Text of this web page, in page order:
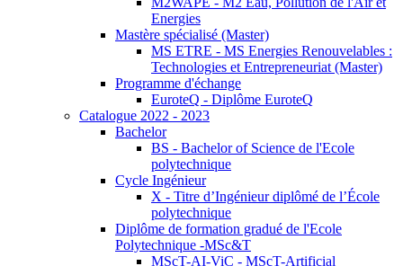
Energies
Mastère spécialisé (Master)
MS ETRE - MS Energies Renouvelables :
Technologies et Entrepreneuriat (Master)
Programme d'échange
EuroteQ - Diplôme EuroteQ
Catalogue 2022 - 2023
Bachelor
BS - Bachelor of Science de l'Ecole
polytechnique
Cycle Ingénieur
X - Titre d’Ingénieur diplômé de l’École
polytechnique
Diplôme de formation gradué de l'Ecole
Polytechnique -MSc&T
MScT-AI-ViC - MScT-Artificial